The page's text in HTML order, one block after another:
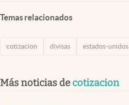
Temas relacionados
cotizacion divisas estados-unidos
Más noticias de cotizacion